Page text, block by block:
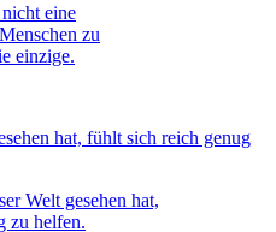
eine
zu
einzige.
Welt gesehen hat,
zu helfen.